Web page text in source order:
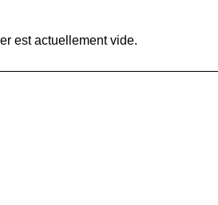
est actuellement vide.